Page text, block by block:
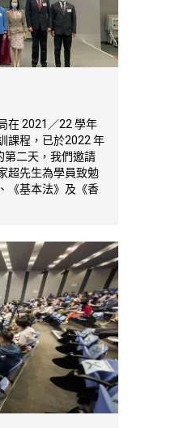
在 2021／22 學年
課程，已於2022 年
第二天，我們邀請
超先生為學員致勉
《基本法》及《香